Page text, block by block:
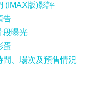
(IMAX版)影評
告
段曝光
蛋
間、場次及預售情況